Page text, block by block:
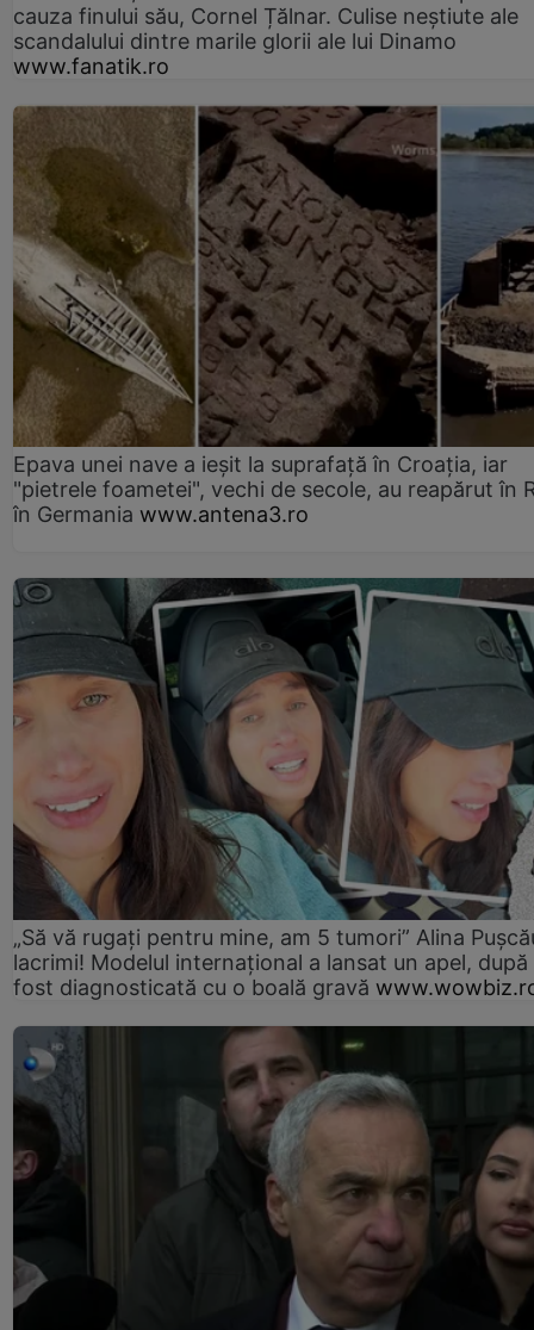
cauza finului său, Cornel Țălnar. Culise neștiute ale
scandalului dintre marile glorii ale lui Dinamo
www.fanatik.ro
Epava unei nave a ieșit la suprafață în Croația, iar
"pietrele foametei", vechi de secole, au reapărut în
în Germania www.antena3.ro
„Să vă rugați pentru mine, am 5 tumori” Alina
lacrimi! Modelul internațional a lansat un apel, după
fost diagnosticată cu o boală gravă